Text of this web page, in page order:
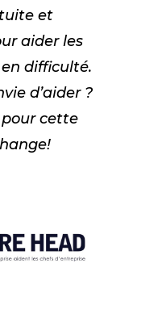
et
aider les
difficulté.
d’aider ?
pour cette